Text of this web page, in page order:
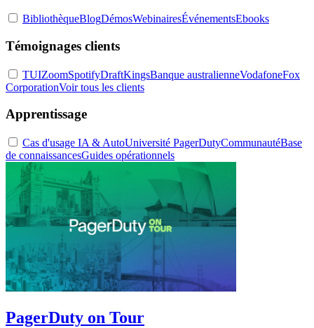
BibliothèqueBlogDémosWebinairesÉvénementsEbooks
Témoignages clients
TUIZoomSpotifyDraftKingsBanque australienneVodafoneFox
CorporationVoir tous les clients
Apprentissage
Cas d'usage IA & AutoUniversité PagerDutyCommunautéBase
de connaissancesGuides opérationnels
PagerDuty on Tour